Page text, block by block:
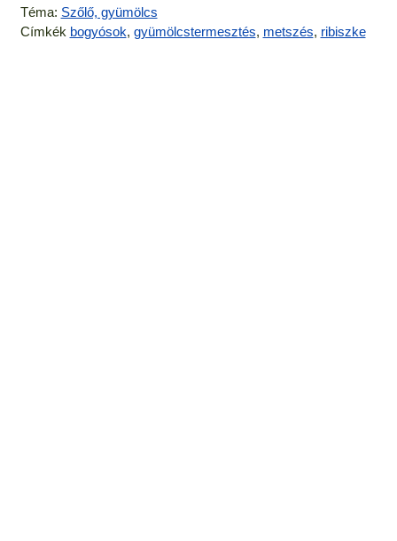
Téma: Szőlő, gyümölcs
Címkék bogyósok, gyümölcstermesztés, metszés, ribiszke